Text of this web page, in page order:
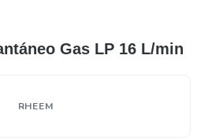
Gas LP 16 L/min
RHEEM